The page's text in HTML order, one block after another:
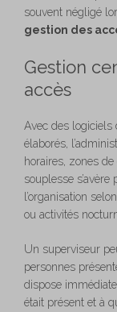
souvent négligé
gestion des
Gestion
accès
Avec des logiciels
élaborés,
horaires, zones
souplesse
l’organisation
ou activités
Un superviseur
personnes
dispose
était présent et à